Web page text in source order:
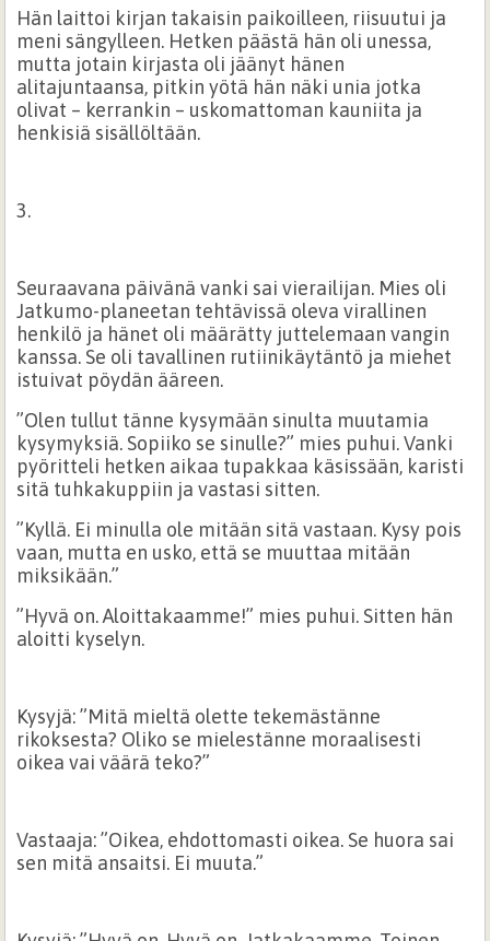
Hän laittoi kirjan takaisin paikoilleen, riisuutui ja
meni sängylleen. Hetken päästä hän oli unessa,
mutta jotain kirjasta oli jäänyt hänen
alitajuntaansa, pitkin yötä hän näki unia jotka
olivat – kerrankin – uskomattoman kauniita ja
henkisiä sisällöltään.
3.
Seuraavana päivänä vanki sai vierailijan. Mies oli
Jatkumo-planeetan tehtävissä oleva virallinen
henkilö ja hänet oli määrätty juttelemaan vangin
kanssa. Se oli tavallinen rutiinikäytäntö ja miehet
istuivat pöydän ääreen.
”Olen tullut tänne kysymään sinulta muutamia
kysymyksiä. Sopiiko se sinulle?” mies puhui. Vanki
pyöritteli hetken aikaa tupakkaa käsissään, karisti
sitä tuhkakuppiin ja vastasi sitten.
”Kyllä. Ei minulla ole mitään sitä vastaan. Kysy pois
vaan, mutta en usko, että se muuttaa mitään
miksikään.”
”Hyvä on. Aloittakaamme!” mies puhui. Sitten hän
aloitti kyselyn.
Kysyjä: ”Mitä mieltä olette tekemästänne
rikoksesta? Oliko se mielestänne moraalisesti
oikea vai väärä teko?”
Vastaaja: ”Oikea, ehdottomasti oikea. Se huora sai
sen mitä ansaitsi. Ei muuta.”